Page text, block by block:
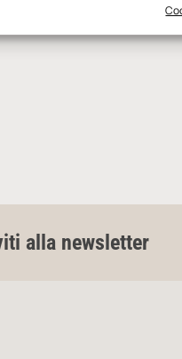
alla newsletter